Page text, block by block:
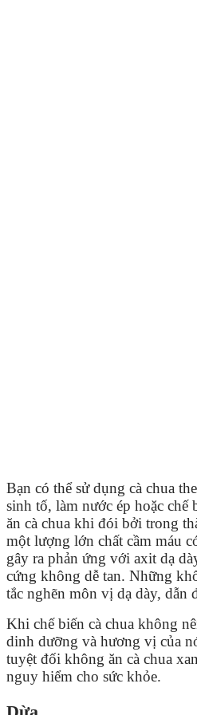
Bạn có thể sử dụng cà chua
sinh tố, làm nước ép hoặc chế
ăn cà chua khi đói bởi trong
một lượng lớn chất cầm máu
gây ra phản ứng với axit dạ
cứng không dễ tan. Những
tắc nghẽn môn vị dạ dày, dẫn
Khi chế biến cà chua không
dinh dưỡng và hương vị của
tuyệt đối không ăn cà chua
nguy hiểm cho sức khỏe.